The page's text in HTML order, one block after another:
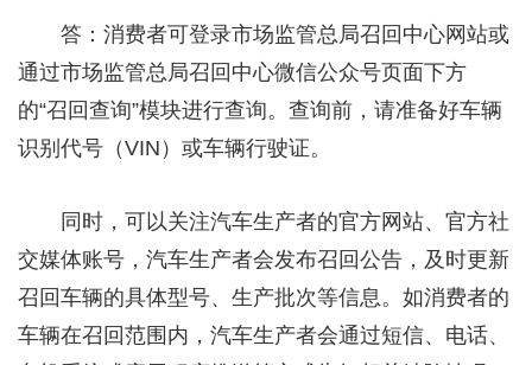
答：消费者可登录市场监管总局召回中心网站或
通过市场监管总局召回中心微信公众号页面下方
的“召回查询”模块进行查询。查询前，请准备好车辆
识别代号（VIN）或车辆行驶证。
同时，可以关注汽车生产者的官方网站、官方社
交媒体账号，汽车生产者会发布召回公告，及时更新
召回车辆的具体型号、生产批次等信息。如消费者的
车辆在召回范围内，汽车生产者会通过短信、电话、